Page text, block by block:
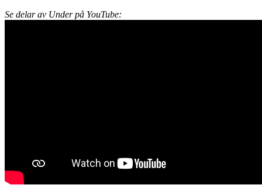
Se delar av Under på YouTube: